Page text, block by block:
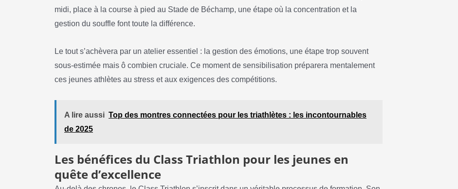
midi, place à la course à pied au Stade de Béchamp, une étape où la concentration et la
gestion du souffle font toute la différence.
Le tout s’achèvera par un atelier essentiel : la gestion des émotions, une étape trop souvent
sous-estimée mais ô combien cruciale. Ce moment de sensibilisation préparera mentalement
ces jeunes athlètes au stress et aux exigences des compétitions.
A lire aussi Top des montres connectées pour les triathlètes : les incontournables
de 2025
Les bénéfices du Class Triathlon pour les jeunes en
quête d’excellence